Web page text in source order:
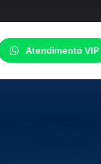
Atendimento VIP